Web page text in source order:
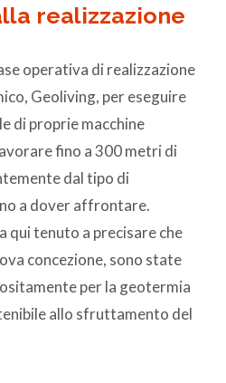
realizzazione
operativa di realizzazione
Geoliving, per eseguire
di proprie macchine
fino a 300 metri di
dal tipo di
a dover affrontare.
qui tenuto a precisare che
concezione, sono state
per la geotermia
allo sfruttamento del